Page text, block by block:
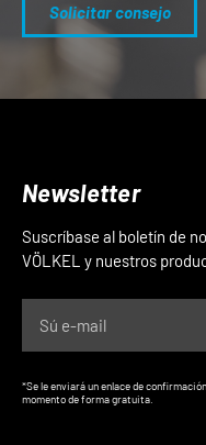
Solicitar consejo
Newsletter
Suscríbase al boletín de
VÖLKEL y nuestros
*Se le enviará un enlace de
momento de forma gratuita.